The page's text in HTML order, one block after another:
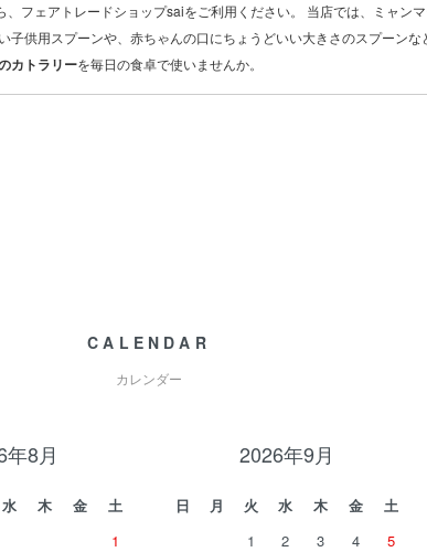
、フェアトレードショップsaiをご利用ください。 当店では、ミャン
子供用スプーンや、赤ちゃんの口にちょうどいい大きさのスプーン
カトラリーを毎日の食卓で使いませんか。
CALENDAR
カレンダー
8月
水 木 金
土
1
2026年9月
日 月 火 水 木 金
土
1
2 3 4
5